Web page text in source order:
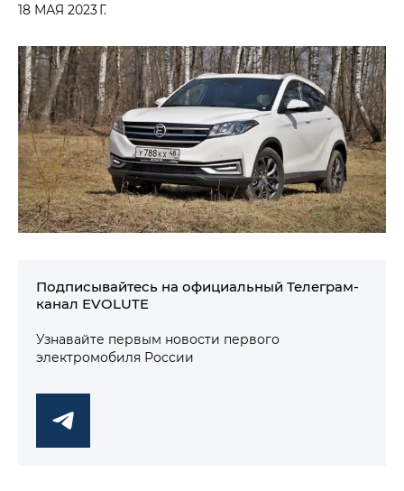
18 МАЯ 2023 Г.
Подписывайтесь на официальный Телеграм-
канал EVOLUTE
Узнавайте первым новости первого
электромобиля России